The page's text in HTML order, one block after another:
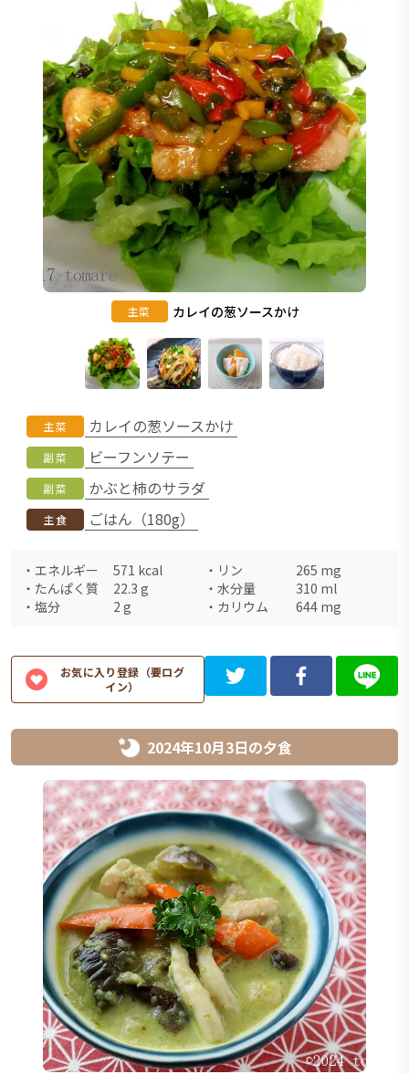
主菜 カレイの葱ソースかけ
主菜 カレイの葱ソースかけ
副菜 ビーフンソテー
副菜 かぶと柿のサラダ
主食 ごはん（180g）
・ エネルギー 571 kcal ・ リン 265 mg
・ たんぱく質 22.3 g ・ 水分量 310 ml
・ 塩分 2 g ・ カリウム 644 mg
お気に入り登録（要ログ
イン）
2024年10月3日の夕食